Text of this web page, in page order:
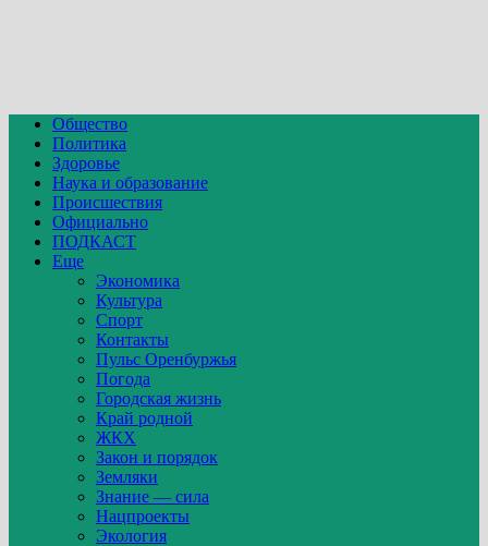
Общество
Политика
Здоровье
Наука и образование
Происшествия
Официально
ПОДКАСТ
Еще
Экономика
Культура
Спорт
Контакты
Пульс Оренбуржья
Погода
Городская жизнь
Край родной
ЖКХ
Закон и порядок
Земляки
Знание — сила
Нацпроекты
Экология